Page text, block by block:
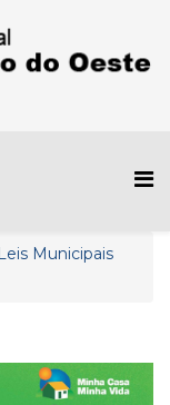
Leis Municipais